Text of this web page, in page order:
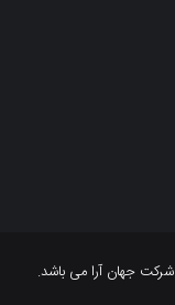
جهان آرا می باشد.